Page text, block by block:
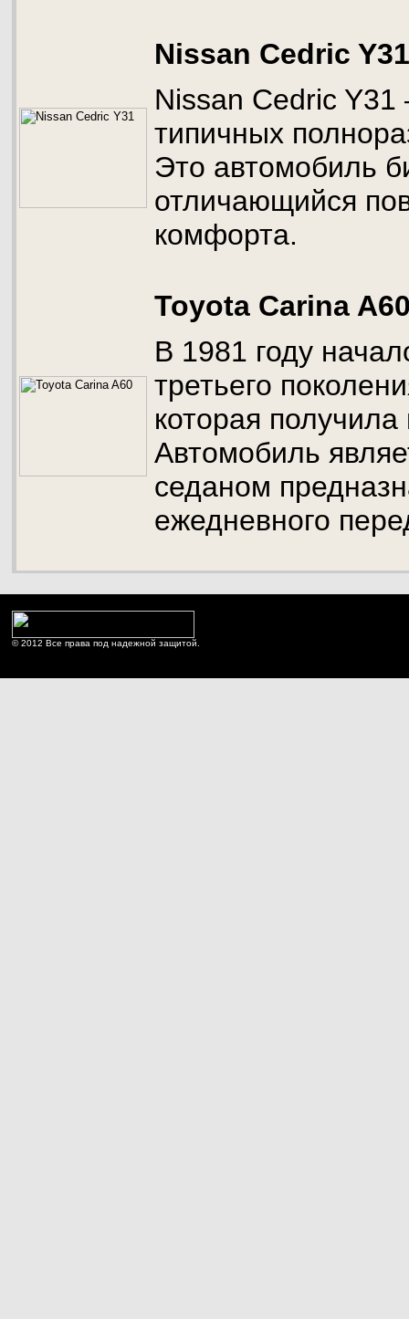
Nissan Cedric Y31
Nissan Cedric Y31
типичных
Это автомобиль
отличающийся
комфорта.
Toyota Carina
В 1981 году
третьего
которая
Автомобиль
седаном
ежедневного
© 2012 Все права под надежной защитой.